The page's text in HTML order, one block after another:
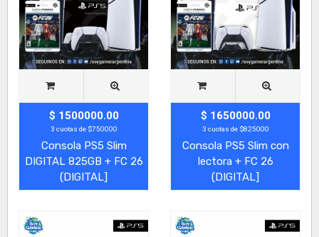
$ 1500000.00
3 cuotas de $750000
Consola PS5 Slim
DIGITAL 825GB + FC 26
(DIGITAL]
$ 1650000.00
3 cuotas de $825000
Consola PS5 Slim con
lectora + FC 26
(DIGITAL]